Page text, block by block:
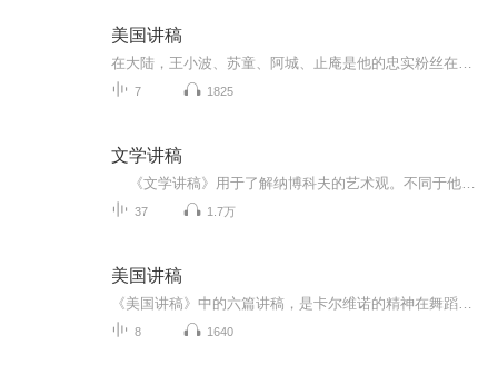
美国讲稿
7 1825
文学讲稿
37 1.7万
美国讲稿
8 1640